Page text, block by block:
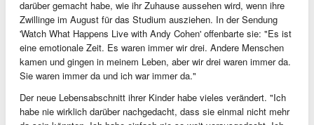
darüber gemacht habe, wie ihr Zuhause aussehen wird, wenn ihre
Zwillinge im August für das Studium ausziehen. In der Sendung
'Watch What Happens Live with Andy Cohen' offenbarte sie: "Es ist
eine emotionale Zeit. Es waren immer wir drei. Andere Menschen
kamen und gingen in meinem Leben, aber wir drei waren immer da.
Sie waren immer da und ich war immer da."
Der neue Lebensabschnitt ihrer Kinder habe vieles verändert. "Ich
habe nie wirklich darüber nachgedacht, dass sie einmal nicht mehr